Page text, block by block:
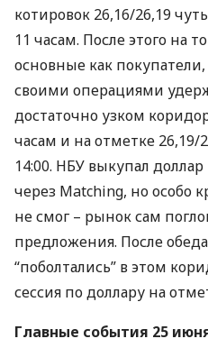
котировок 26,16/26,19
11 часам. После этого на
основные как
своими операциями
достаточно узком
часам и на отметке
14:00. НБУ выкупал
через Matching, но особо
не смог – рынок сам
предложения. После
“поболтались” в этом
сессия по доллару на
Главные события 25